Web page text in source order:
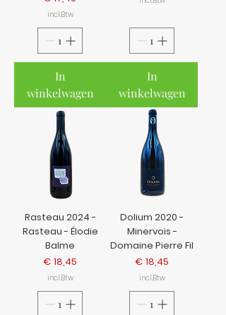
incl.Btw
In
winkelwagen
In
winkelwagen
Rasteau 2024 -
Rasteau - Élodie
Balme
Prijs
€ 18,45
incl.Btw
Dolium 2020 -
Minervois -
Domaine Pierre Fil
Prijs
€ 18,45
incl.Btw